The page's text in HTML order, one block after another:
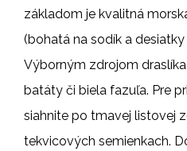
základom je kvalitná
(bohatá na sodík a
Výborným zdrojom
batáty či biela fazuľa. Pre
siahnite po tmavej listovej
tekvicových semienkach.